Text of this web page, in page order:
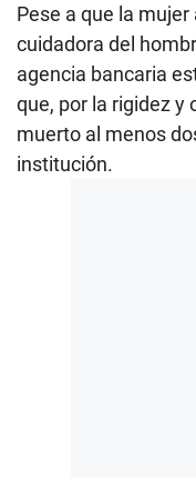
Pese a que la
cuidadora del
agencia bancaria
que, por la rigidez y
muerto al menos
institución.